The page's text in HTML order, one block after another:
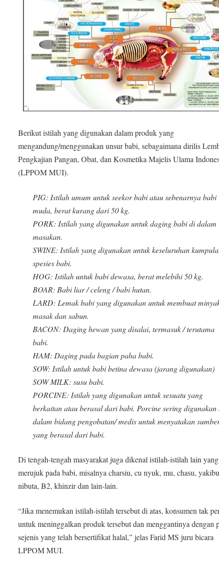
Berikut istilah yang digunakan dalam produk yang
mengandung/menggunakan unsur babi, sebagaimana dirilis
Pengkajian Pangan, Obat, dan Kosmetika Majelis Ulama
(LPPOM MUI).
PIG: Istilah umum untuk seekor babi atau sebenarnya babi
muda, berat kurang dari 50 kg.
PORK: Istilah yang digunakan untuk daging babi di dalam
masakan.
SWINE: Istilah yang digunakan untuk keseluruhan
spesies babi.
HOG: Istilah untuk babi dewasa, berat melebihi 50 kg.
BOAR: Babi liar / celeng / babi hutan.
LARD: Lemak babi yang digunakan untuk membuat
masak dan sabun.
BACON: Daging hewan yang disalai, termasuk / terutama
babi.
HAM: Daging pada bagian paha babi.
SOW: Istilah untuk babi betina dewasa (jarang digunakan)
SOW MILK: susu babi.
PORCINE: Istilah yang digunakan untuk sesuatu yang
berkaitan atau berasal dari babi. Porcine sering digunakan
dalam bidang pengobatan/ medis untuk menyatakan
yang berasal dari babi.
Di tengah-tengah masyarakat juga dikenal istilah-istilah lain yang
merujuk pada babi, misalnya charsiu, cu nyuk, mu, chasu,
nibuta, B2, khinzir dan lain-lain.
“Jika menemukan istilah-istilah tersebut di atas, konsumen tak
untuk meninggalkan produk tersebut dan menggantinya dengan
sejenis yang telah bersertifikat halal,” jelas Farid MS juru bicara
LPPOM MUI.